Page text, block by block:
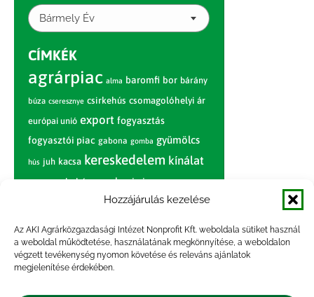
Hozzájárulás kezelése
Az AKI Agrárközgazdasági Intézet Nonprofit Kft. weboldala sütiket használ
a weboldal működtetése, használatának megkönnyítése, a weboldalon
végzett tevékenység nyomon követése és releváns ajánlatok
megjelenítése érdekében.
Bármely Év
CÍMKÉK
agrárpiac alma baromfi bor bárány
búza cseresznye csirkehús csomagolóhelyi ár
európai unió export fogyasztás
fogyasztói piac gabona gomba gyümölcs
hús juh kacsa kereskedelem kínálat
körte marhahús nagybani piac narancs
nemzetközi árinformációk
paradicsom piac piaci jelentés
pulyka pulykahús sertés sertéshús
szarvasmarha termelés
termelői